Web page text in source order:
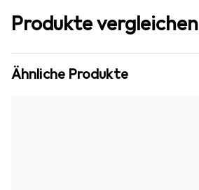
Produkte vergleichen
Ähnliche Produkte